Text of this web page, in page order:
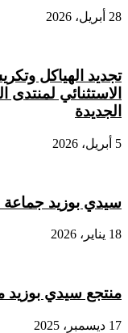
28 أبريل، 2026
تجديد الهياكل
الاستثنائي لمنتدى
الجديدة
5 أبريل، 2026
سيدي بوزيد جماعة
18 يناير، 2026
منتجع سيدي بوزيد
17 ديسمبر، 2025